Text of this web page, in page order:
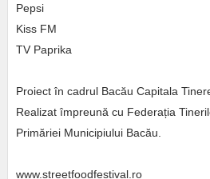
Pepsi
Kiss FM
TV Paprika
Proiect în cadrul Bacău Capitala
Realizat împreună cu Federația
Primăriei Municipiului Bacău.
www.streetfoodfestival.ro